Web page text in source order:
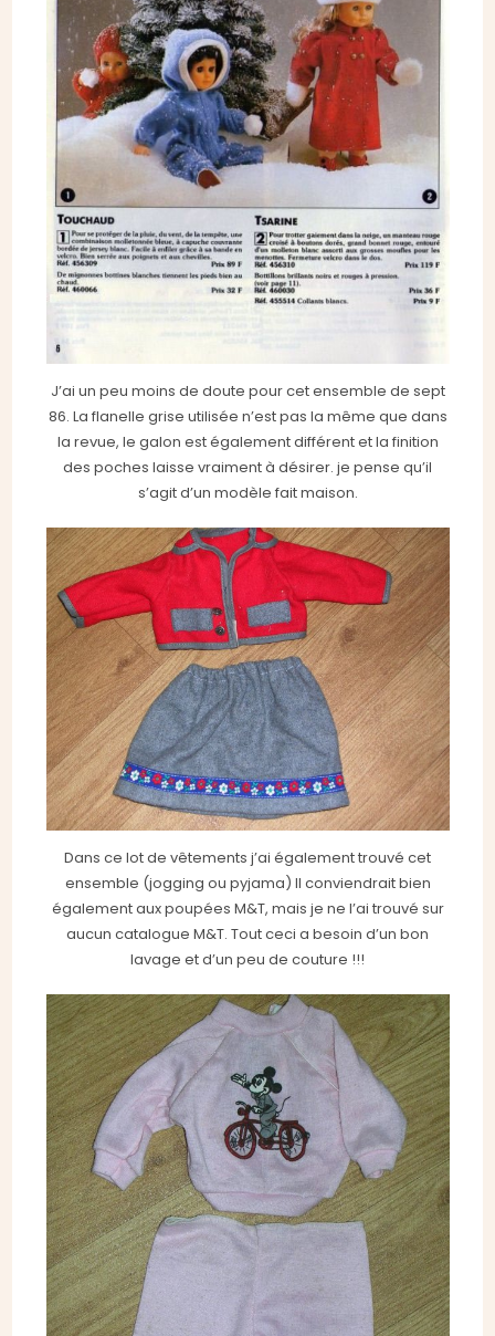
J’ai un peu moins de doute pour cet ensemble de sept
86. La flanelle grise utilisée n’est pas la même que dans
la revue, le galon est également différent et la finition
des poches laisse vraiment à désirer. je pense qu’il
s’agit d’un modèle fait maison.
Dans ce lot de vêtements j’ai également trouvé cet
ensemble (jogging ou pyjama) Il conviendrait bien
également aux poupées M&T, mais je ne l’ai trouvé sur
aucun catalogue M&T. Tout ceci a besoin d’un bon
lavage et d’un peu de couture !!!